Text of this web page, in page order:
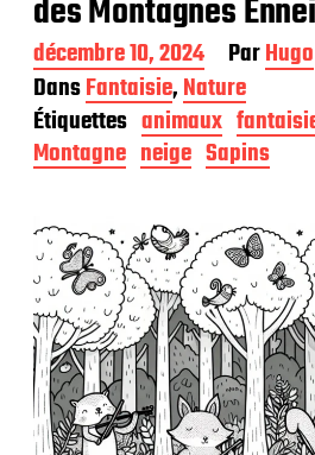
des Montagnes
D
a
t
e
d
e
u
b
l
i
c
a
t
i
o
n
décembre 10, 2024 ParHugo
DansFantaisie,Nature
Étiquettes animaux
Montagne neige Sapins